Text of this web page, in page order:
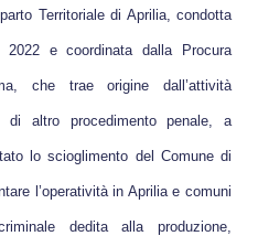
Territoriale di Aprilia, condotta
e coordinata dalla Procura
che trae origine dall’attività
di altro procedimento penale, a
lo scioglimento del Comune di
l’operatività in Aprilia e comuni
dedita alla produzione,